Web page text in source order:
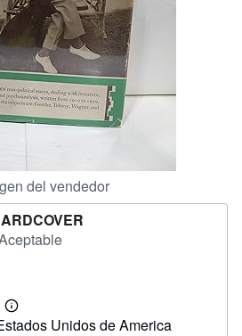
del vendedor
Más
informaciónUnidos de America